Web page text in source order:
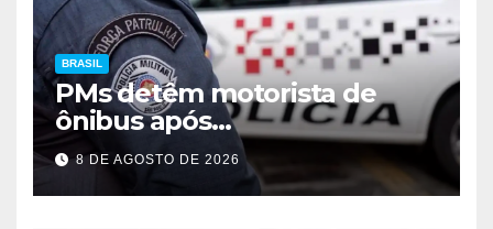
BRASIL
PMs detêm motorista de
ônibus após
desentendimento em SP
8 DE AGOSTO DE 2026